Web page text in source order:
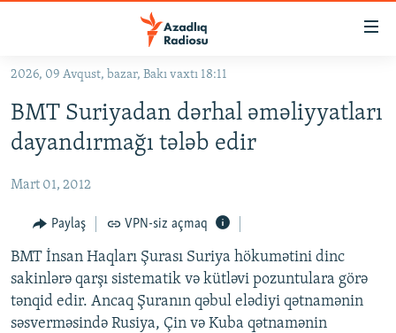
Əsas
qayıt
Əsas
naviqasiyaya
qayıt
KORRUPSIOMETR
#ƏSLINDƏ
FƏRQƏ BAX
QANUNI DOĞRU
ARAŞDIRMA
MULTIMEDIA
2026, 09 Avqust, bazar, Bakı vaxtı 18:11
BMT Suriyadan dərhal əməliyyatları
dayandırmağı tələb edir
Mart 01, 2012
Paylaş VPN-siz açmaq
BMT İnsan Haqları Şurası Suriya hökumətini dinc
sakinlərə qarşı sistematik və kütləvi pozuntulara görə
tənqid edir. Ancaq Şuranın qəbul elədiyi qətnamənin
səsverməsində Rusiya, Çin və Kuba qətnamənin